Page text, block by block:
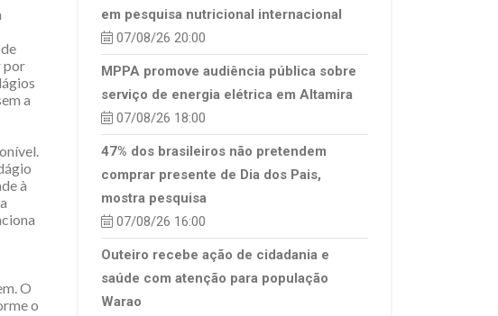
por
a
à
O
o
em pesquisa nutricional internacional
07/08/26 20:00
MPPA promove audiência pública sobre
serviço de energia elétrica em Altamira
07/08/26 18:00
47% dos brasileiros não pretendem
comprar presente de Dia dos Pais,
mostra pesquisa
07/08/26 16:00
Outeiro recebe ação de cidadania e
saúde com atenção para população
Warao